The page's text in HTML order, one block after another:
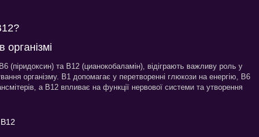
організмі
(піридоксин) та B12 (цианокобаламін), відіграють важливу роль у
організму. B1 допомагає у перетворенні глюкози на енергію, B6
а B12 впливає на функції нервової системи та утворення